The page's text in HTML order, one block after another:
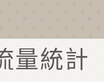
量統計